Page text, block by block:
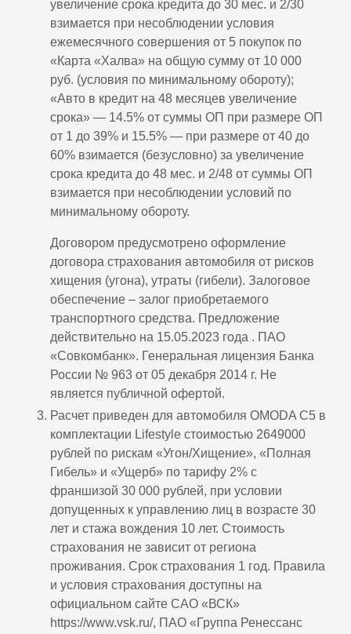
увеличение срока кредита до 30 мес. и 2/30
взимается при несоблюдении условия
ежемесячного совершения от 5 покупок по
«Карта «Халва» на общую сумму от 10 000
руб. (условия по минимальному обороту);
«Авто в кредит на 48 месяцев увеличение
срока» — 14.5% от суммы ОП при размере ОП
от 1 до 39% и 15.5% — при размере от 40 до
60% взимается (безусловно) за увеличение
срока кредита до 48 мес. и 2/48 от суммы ОП
взимается при несоблюдении условий по
минимальному обороту.
Договором предусмотрено оформление
договора страхования автомобиля от рисков
хищения (угона), утраты (гибели). Залоговое
обеспечение – залог приобретаемого
транспортного средства. Предложение
действительно на 15.05.2023 года . ПАО
«Совкомбанк». Генеральная лицензия Банка
России № 963 от 05 декабря 2014 г. Не
является публичной офертой.
Расчет приведен для автомобиля OMODA C5 в
комплектации Lifestyle стоимостью 2649000
рублей по рискам «Угон/Хищение», «Полная
Гибель» и «Ущерб» по тарифу 2% с
франшизой 30 000 рублей, при условии
допущенных к управлению лиц в возрасте 30
лет и стажа вождения 10 лет. Стоимость
страхования не зависит от региона
проживания. Срок страхования 1 год. Правила
и условия страхования доступны на
официальном сайте САО «ВСК»
https://www.vsk.ru/, ПАО «Группа Ренессанс